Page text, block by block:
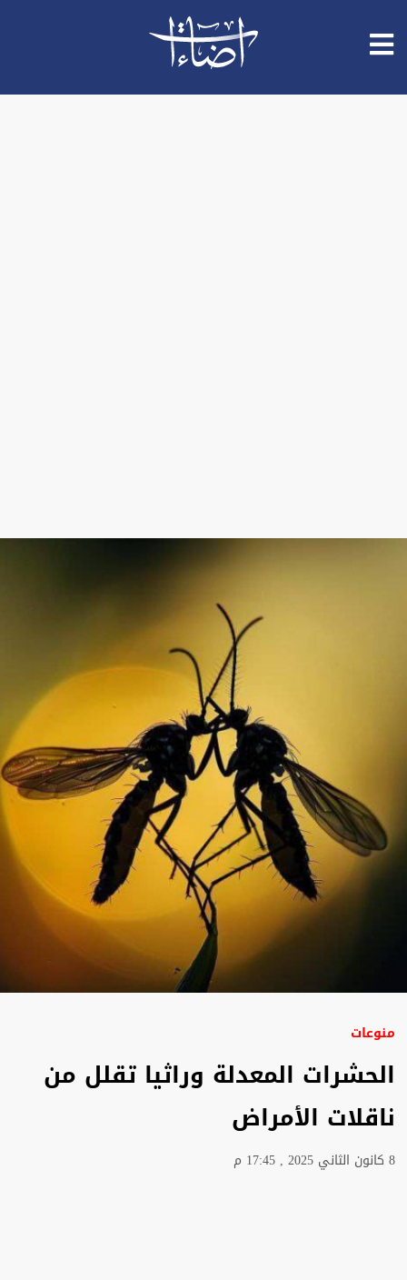
منوعات
الحشرات المعدلة وراثيا تقلل من
ناقلات الأمراض
8 كانون الثاني 2025 , 17:45 م